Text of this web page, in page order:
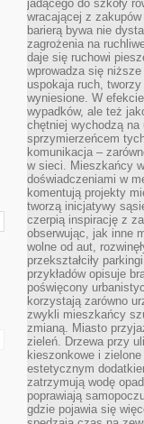
jadącego do szkoły
wracającej z
barierą bywa nie
zagrożenia na
daje się ruchowi
wprowadza się
uspokaja ruch,
wyniesione. W
wypadków, ale też
chętniej wychodzą na
sprzymierzeńcem
komunikacja –
w sieci. Mieszkańcy
doświadczeniami w
komentują projekty
tworzą inicjatywy
czerpią inspirację z
obserwując, jak inne
wolne od aut,
przekształciły
przykładów opisuje
poświęcony
korzystają zarówno
zwykli mieszkańcy
zmianą. Miasto
zieleń. Drzewa przy
kieszonkowe i
estetycznym
zatrzymują wodę
poprawiają
gdzie pojawia się